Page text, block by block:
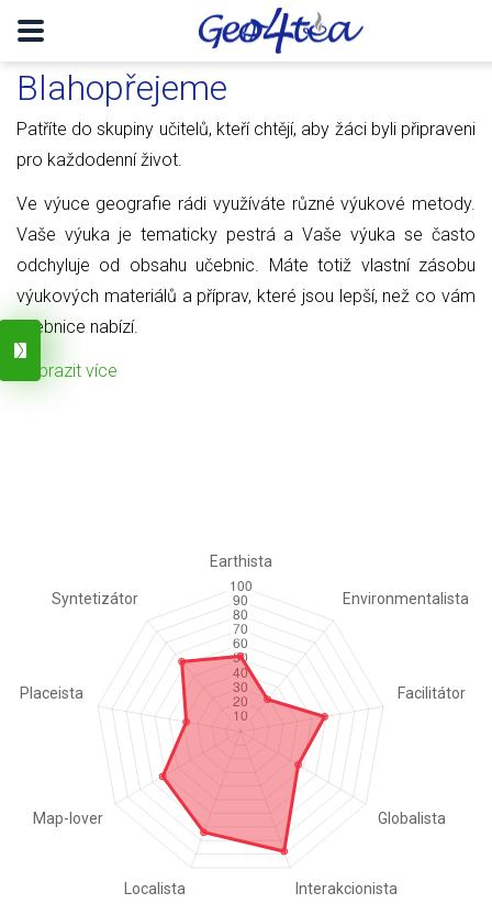
Blahopřejeme
Patříte do skupiny učitelů, kteří chtějí, aby žáci byli připraveni
pro každodenní život.
Ve výuce geografie rádi využíváte různé výukové metody.
Vaše výuka je tematicky pestrá a Vaše výuka se často
odchyluje od obsahu učebnic. Máte totiž vlastní zásobu
výukových materiálů a příprav, které jsou lepší, než co vám
učebnice nabízí.
Zobrazit více